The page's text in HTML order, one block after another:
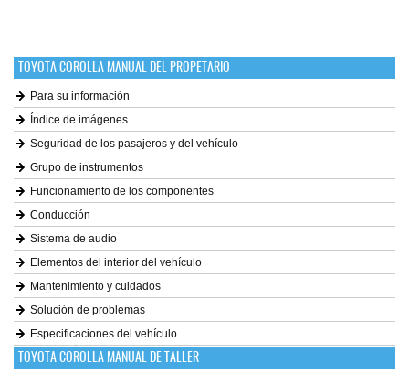
TOYOTA COROLLA MANUAL DEL PROPETARIO
Para su información
Índice de imágenes
Seguridad de los pasajeros y del vehículo
Grupo de instrumentos
Funcionamiento de los componentes
Conducción
Sistema de audio
Elementos del interior del vehículo
Mantenimiento y cuidados
Solución de problemas
Especificaciones del vehículo
TOYOTA COROLLA MANUAL DE TALLER